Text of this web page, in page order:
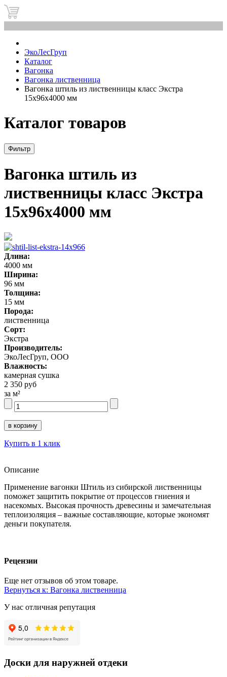
ЭкоЛесГруп
Каталог
Вагонка
Вагонка лиственница
Вагонка штиль из лиственницы класс Экстра
15x96x4000 мм
Каталог товаров
Фильтр
Вагонка штиль из
лиственницы класс Экстра
15x96x4000 мм
Длина:
4000 мм
Ширина:
96 мм
Толщина:
15 мм
Порода:
лиственница
Сорт:
Экстра
Производитель:
ЭкоЛесГруп, ООО
Влажность:
камерная сушка
2 350 руб
за м²
Купить в 1 клик
Описание
Применение вагонки Штиль из сибирской лиственницы
поможет защитить покрытие от процессов гниения и
насекомых. Высокая прочность древесины и замечательная
теплоизоляция – важные составляющие, которые экономят
деньги покупателя.
Рецензии
Еще нет отзывов об этом товаре.
Вернуться к: Вагонка лиственница
У нас отличная репутация
Доски для наружней отдеки